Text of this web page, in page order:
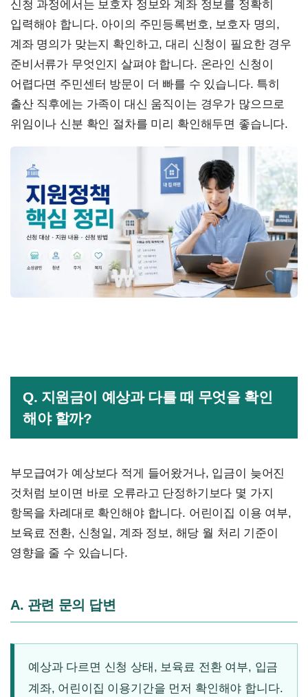
신청 과정에서는 보호자 정보와 계좌 정보를 정확히
입력해야 합니다. 아이의 주민등록번호, 보호자 명의,
계좌 명의가 맞는지 확인하고, 대리 신청이 필요한 경우
준비서류가 무엇인지 살펴야 합니다. 온라인 신청이
어렵다면 주민센터 방문이 더 빠를 수 있습니다. 특히
출산 직후에는 가족이 대신 움직이는 경우가 많으므로
위임이나 신분 확인 절차를 미리 확인해두면 좋습니다.
Q. 지원금이 예상과 다를 때 무엇을 확인
해야 할까?
부모급여가 예상보다 적게 들어왔거나, 입금이 늦어진
것처럼 보이면 바로 오류라고 단정하기보다 몇 가지
항목을 차례대로 확인해야 합니다. 어린이집 이용 여부,
보육료 전환, 신청일, 계좌 정보, 해당 월 처리 기준이
영향을 줄 수 있습니다.
A. 관련 문의 답변
예상과 다르면 신청 상태, 보육료 전환 여부, 입금
계좌, 어린이집 이용기간을 먼저 확인해야 합니다.